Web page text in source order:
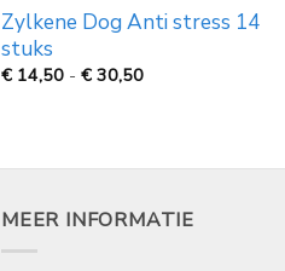
Zylkene Dog Anti stress 14
stuks
€ 14,50 - € 30,50Prijsklasse:
MEER INFORMATIE